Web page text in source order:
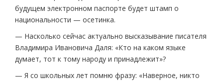
будущем электронном паспорте будет штамп о
национальности — осетинка.
— Насколько сейчас актуально высказывание писателя
Владимира Ивановича Даля: «Кто на каком языке
думает, тот к тому народу и принадлежит»?
— Я со школьных лет помню фразу: «Наверное, никто